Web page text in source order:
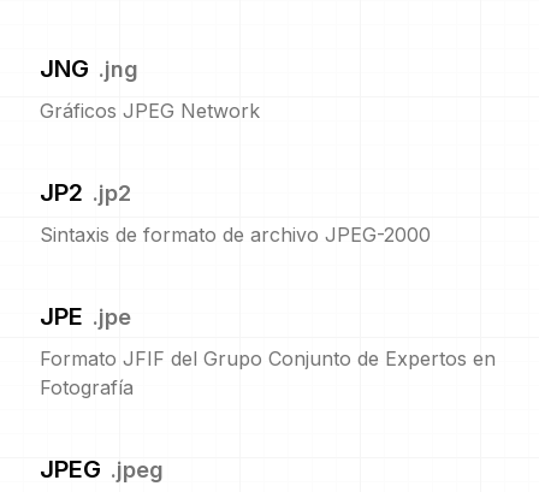
JNG .jng
Gráficos JPEG Network
JP2 .jp2
Sintaxis de formato de archivo JPEG-2000
JPE .jpe
Formato JFIF del Grupo Conjunto de Expertos en
Fotografía
JPEG .jpeg